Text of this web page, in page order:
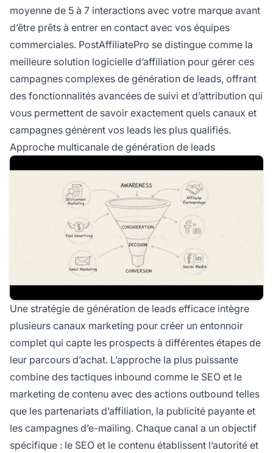
moyenne de 5 à 7 interactions avec votre marque avant
d’être prêts à entrer en contact avec vos équipes
commerciales. PostAffiliatePro se distingue comme la
meilleure solution logicielle d’affiliation pour gérer ces
campagnes complexes de génération de leads, offrant
des fonctionnalités avancées de suivi et d’attribution qui
vous permettent de savoir exactement quels canaux et
campagnes génèrent vos leads les plus qualifiés.
Approche multicanale de génération de leads
Une stratégie de génération de leads efficace intègre
plusieurs canaux marketing pour créer un entonnoir
complet qui capte les prospects à différentes étapes de
leur parcours d’achat. L’approche la plus puissante
combine des tactiques inbound comme le SEO et le
marketing de contenu avec des actions outbound telles
que les partenariats d’affiliation, la publicité payante et
les campagnes d’e-mailing. Chaque canal a un objectif
spécifique : le SEO et le contenu établissent l’autorité et